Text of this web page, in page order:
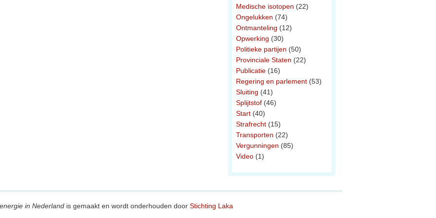
Medische isotopen (22)
Ongelukken (74)
Ontmanteling (12)
Opwerking (30)
Politieke partijen (50)
Provinciale Staten (22)
Publicatie (16)
Regering en parlement (53)
Sluiting (41)
Splijtstof (46)
Start (40)
Strafrecht (15)
Transporten (22)
Vergunningen (85)
Video (1)
in Nederland is gemaakt en wordt onderhouden door Stichting Laka